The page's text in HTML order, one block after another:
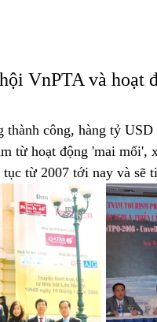
VnPTA và hoạt
công, hàng tỷ
từ hoạt động 'mai mối',
từ 2007 tới nay và sẽ